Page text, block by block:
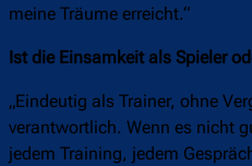
meine Träume erreicht.“
Ist die Einsamkeit als Spieler
„Eindeutig als Trainer, ohne
verantwortlich. Wenn es nicht
jedem Training, jedem